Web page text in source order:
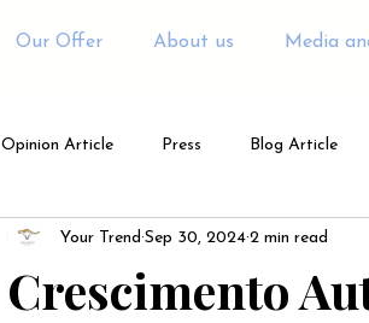
Our Offer About us Media
Opinion Article Press Blog Article
Crescimento
Your Trend Sep 30, 2024 2 min read